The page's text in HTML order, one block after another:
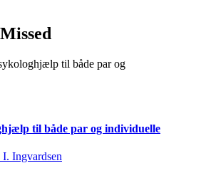
til både par og individuelle
Ingvardsen